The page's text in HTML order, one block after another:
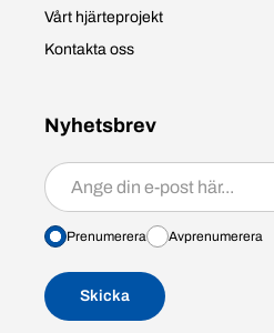
Vårt hjärteprojekt
Kontakta oss
Nyhetsbrev
Prenumerera/avprenumerera
Prenumerera Avprenumerera
Skicka